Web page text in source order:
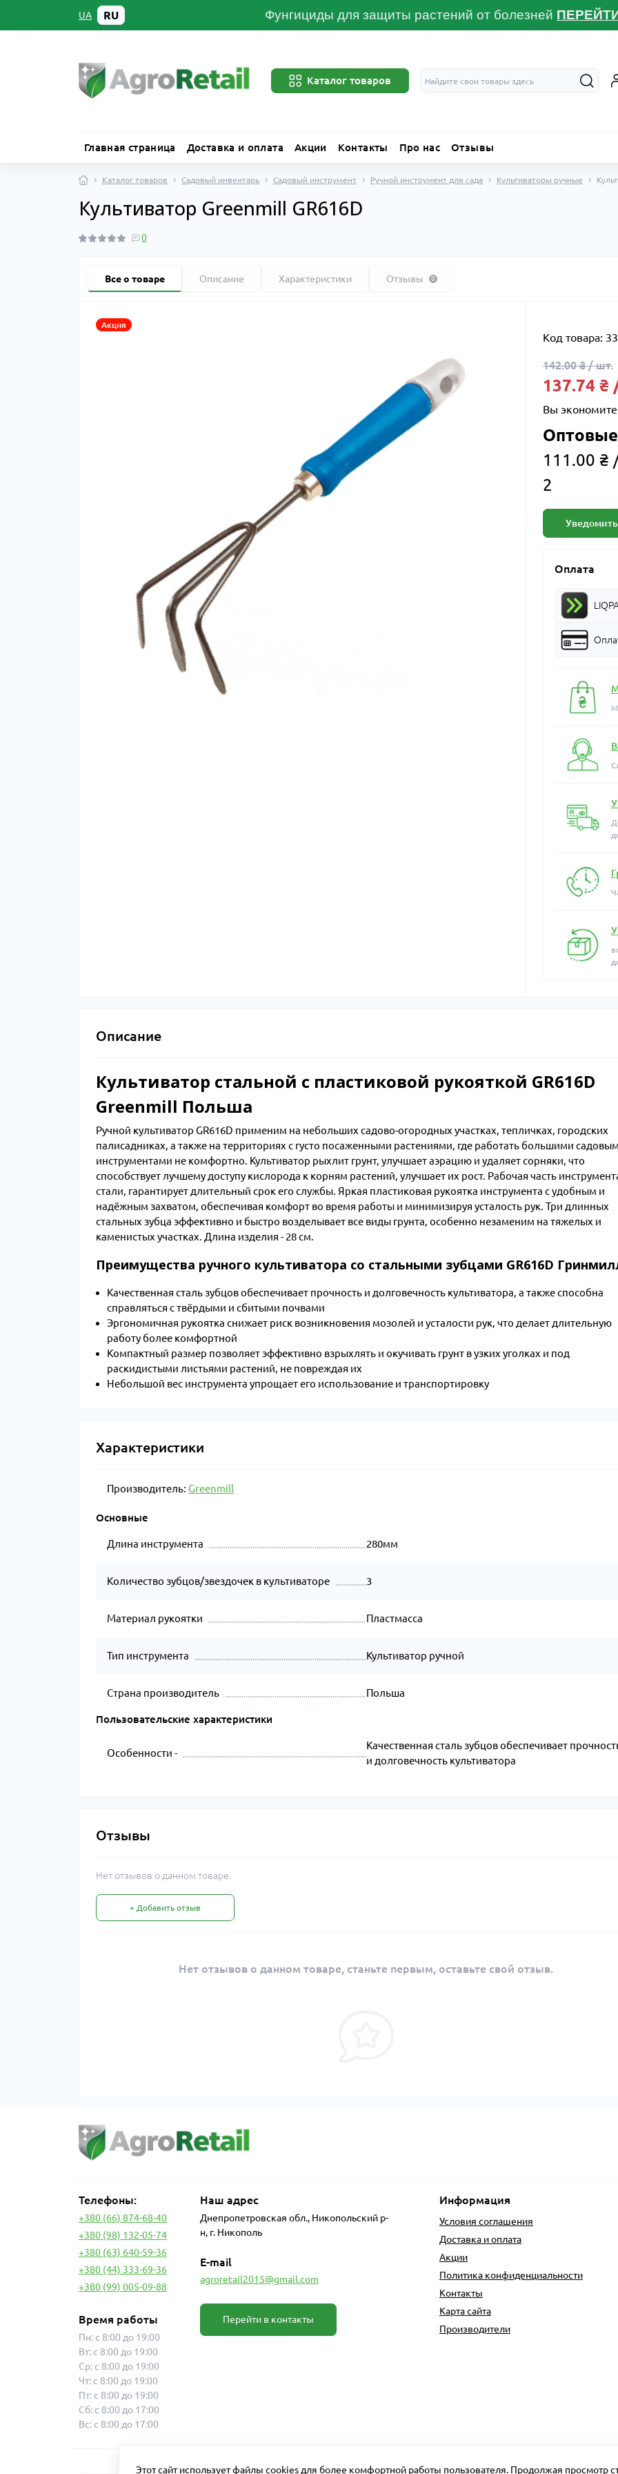
UA RU Фунгициды для защиты растений от болезней
Каталог товаров
Главная страница Доставка и оплата Акции Контакты Про нас Отзывы
Каталог товаров Садовый инвентарь Садовый инструмент Ручной инструмент для сада Культиваторы ручные
Культиватор Greenmill GR616D
0
Все о товаре Описание Характеристики Отзывы 0
Акция
Код товара:
142.00 ₴ / шт.
137.74 ₴
Вы
111.00 ₴
2
Оплата
Описание
Культиватор стальной с пластиковой рукояткой GR616D
Greenmill Польша
Ручной культиватор GR616D применим на небольших садово-огородных участках, тепличках, городских
палисадниках, а также на территориях с густо посаженными растениями, где работать большими
инструментами не комфортно. Культиватор рыхлит грунт, улучшает аэрацию и удаляет сорняки, что
способствует лучшему доступу кислорода к корням растений, улучшает их рост. Рабочая часть
стали, гарантирует длительный срок его службы. Яркая пластиковая рукоятка инструмента с удобным и
надёжным захватом, обеспечивая комфорт во время работы и минимизируя усталость рук. Три длинных
стальных зубца эффективно и быстро возделывает все виды грунта, особенно незаменим на тяжелых и
каменистых участках. Длина изделия - 28 см.
Преимущества ручного культиватора со стальными зубцами GR616D
Качественная сталь зубцов обеспечивает прочность и долговечность культиватора, а также способна
справляться с твёрдыми и сбитыми почвами
Эргономичная рукоятка снижает риск возникновения мозолей и усталости рук, что делает длительную
работу более комфортной
Компактный размер позволяет эффективно взрыхлять и окучивать грунт в узких уголках и под
раскидистыми листьями растений, не повреждая их
Небольшой вес инструмента упрощает его использование и транспортировку
Характеристики
Производитель: Greenmill
Основные
Длина инструмента 280мм
Количество зубцов/звездочек в культиваторе 3
Материал рукоятки Пластмасса
Тип инструмента Культиватор ручной
Страна производитель Польша
Пользовательские характеристики
Особенности -
Качественная сталь зубцов обеспечивает
и долговечность культиватора
Отзывы
Нет отзывов о данном товаре.
+ Добавить отзыв
Нет отзывов о данном товаре, станьте первым, оставьте свой отзыв.
Телефоны:
+380 (66) 874-68-40
+380 (98) 132-05-74
+380 (63) 640-59-36
+380 (44) 333-69-36
+380 (99) 005-09-88
Время работы
Пн: с 8:00 до 19:00
Вт: с 8:00 до 19:00
Ср: с 8:00 до 19:00
Чт: с 8:00 до 19:00
Пт: с 8:00 до 19:00
Сб: с 8:00 до 17:00
Вс: с 8:00 до 17:00
Наш адрес
Днепропетровская обл., Никопольский р-
н, г. Никополь
E-mail
agroretail2015@gmail.com
Перейти в контакты
Информация
Условия соглашения
Доставка и оплата
Акции
Политика конфиденциальности
Контакты
Карта сайта
Производители
Этот сайт использует файлы cookies для более комфортной работы пользователя. Продолжая просмотр